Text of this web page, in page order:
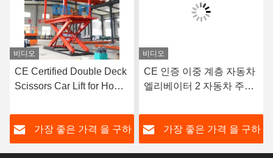
비디오
CE Certified Double Deck
Scissors Car Lift for Home
Operation
가장 좋은 가격 을 구하
비디오
CE 인증 이중 계층 자동차
엘리베이터 2 자동차 주차
가장 좋은 가격 을 구하